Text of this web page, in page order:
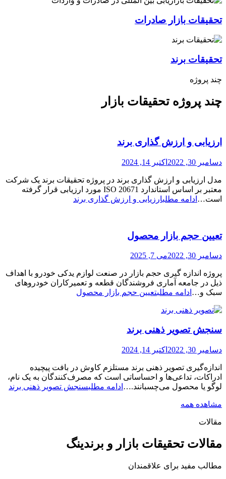
تحقیقات بازار صادرات
تحقیقات برند
چند پروژه
چند پروژه تحقیقات بازار
ارزیابی و ارزش گذاری برند
دسامبر 30, 2022 اکتبر 14, 2024
مدل ارزیابی و ارزش گذاری برند در پروژه تحقیقات برند یک شرکت
معتبر بر اساس استاندارد 20671 ISO مورد ارزیابی قرار گرفته
است… ادامه مطلبارزیابی و ارزش گذاری برند
تعیین حجم بازار محصول
دسامبر 30, 2022 می 7, 2025
پروژه اندازه گیری حجم بازار در صنعت لوازم یدکی خودرو با اهداف
ذیل در جامعه آماری فروشندگان قطعه و تعمیرکاران خودروهای
سبک و… ادامه مطلبتعیین حجم بازار محصول
سنجش تصویر ذهنی برند
دسامبر 30, 2022 اکتبر 14, 2024
اندازه‌گیری تصویر ذهنی برند مستلزم کاوش در بافت پیچیده
ادراکات، تداعی‌ها و احساساتی است که مصرف‌کنندگان به یک نام،
لوگو یا محصول می‌چسبانند.… ادامه مطلبسنجش تصویر ذهنی برند
مشاهده همه
مقالات
مقالات تحقیقات بازار و برندینگ
مطالب مفید برای علاقمندان